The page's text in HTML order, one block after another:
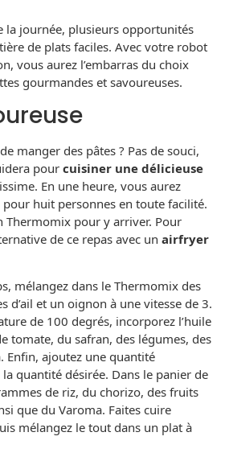
la journée, plusieurs opportunités
de plats faciles. Avec votre robot
vous aurez l’embarras du choix
gourmandes et savoureuses.
manger des pâtes ? Pas de souci,
pour cuisiner une délicieuse
En une heure, vous aurez
pour huit personnes en toute facilité.
Thermomix pour y arriver. Pour
de ce repas avec un airfryer
mélangez dans le Thermomix des
d’ail et un oignon à une vitesse de 3.
de 100 degrés, incorporez l’huile
tomate, du safran, des légumes, des
Enfin, ajoutez une quantité
la quantité désirée. Dans le panier de
de riz, du chorizo, des fruits
que du Varoma. Faites cuire
mélangez le tout dans un plat à